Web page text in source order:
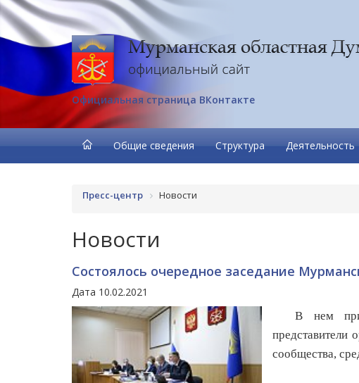
Официальная страница ВКонтакте
Общие сведения Структура Деятельность
Пресс-центр Новости
Новости
Состоялось очередное заседание
Дата 10.02.2021
В нем
представители
сообщества,